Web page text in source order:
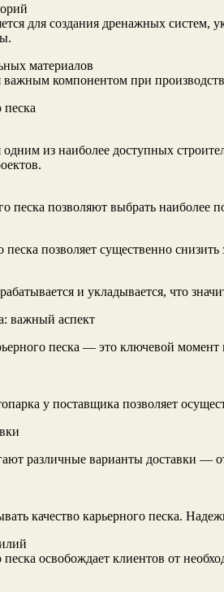
для создания дренажных
материалов
компонентом при
одним из наиболее доступных
песка позволяют выбрать наиболее
песка позволяет существенно
и укладывается, что
важный аспект
песка — это ключевой момент
у поставщика позволяет
различные варианты доставки —
качество карьерного песка.
песка освобождает клиентов от